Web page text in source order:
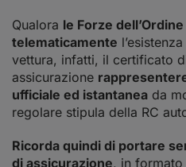
Qualora le Forze
telematicamente
vettura, infatti, il certificato
assicurazione
ufficiale ed istantanea da
regolare stipula della RC
Ricorda quindi di portare
di assicurazione, in